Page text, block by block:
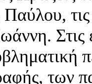
Στις
των